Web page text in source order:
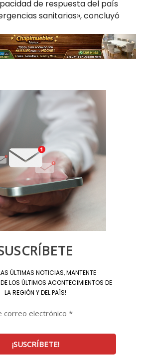
de respuesta del país
sanitarias», concluyó
ÚLTIMAS NOTICIAS, MANTENTE
LOS ÚLTIMOS ACONTECIMIENTOS DE
LA REGIÓN Y DEL PAÍS!